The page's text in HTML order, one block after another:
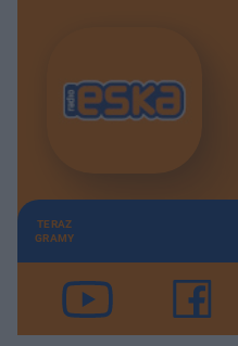
TERAZ
GRAMY